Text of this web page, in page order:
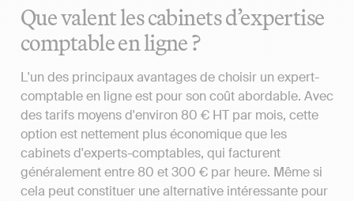
Que valent les cabinets d’expertise
comptable en ligne ?
L'un des principaux avantages de choisir un expert-
comptable en ligne est pour son coût abordable. Avec
des tarifs moyens d'environ 80 € HT par mois, cette
option est nettement plus économique que les
cabinets d'experts-comptables, qui facturent
généralement entre 80 et 300 € par heure. Même si
cela peut constituer une alternative intéressante pour